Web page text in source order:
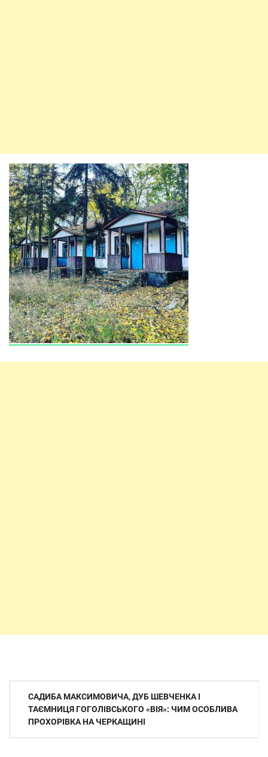
Навігація
записів
САДИБА МАКСИМОВИЧА, ДУБ ШЕВЧЕНКА І
ТАЄМНИЦЯ ГОГОЛІВСЬКОГО «ВІЯ»: ЧИМ ОСОБЛИВА
ПРОХОРІВКА НА ЧЕРКАЩИНІ